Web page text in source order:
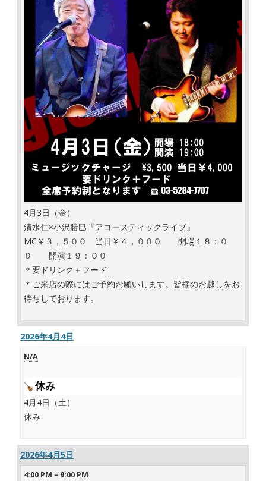
4月3日（金）
清水仁×小沢勝巳『アコースティックライブ』
MC￥３，５００ 当日￥４，０００ 開場１８：０
０ 開演１９：００
＊要ドリンク＋フード
＊ご来店の際にはご予約お願いします。皆様のお越しをお
待ちしております。
2026年4月4日
N/A
休み
4月4日（土）
休み
2026年4月5日
4:00 PM – 9:00 PM